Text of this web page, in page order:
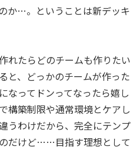
のか…。ということは新デッキ
れたらどのチームも作りたい
と、どっかのチームが作った
なってドンってなったら嬉し
構築制限や通常環境とケアし
うわけだから、完全にテンプ
だけど……目指す理想として